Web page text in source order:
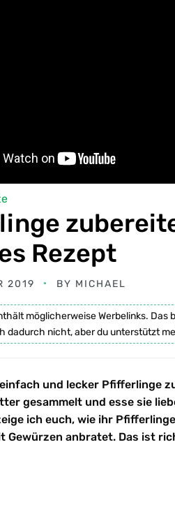
Rezept
2019 BY MICHAEL
möglicherweise Werbelinks. Das
dadurch nicht, aber du unterstützt
und lecker Pfifferlinge
gesammelt und esse sie
ich euch, wie ihr
Gewürzen anbratet. Das ist